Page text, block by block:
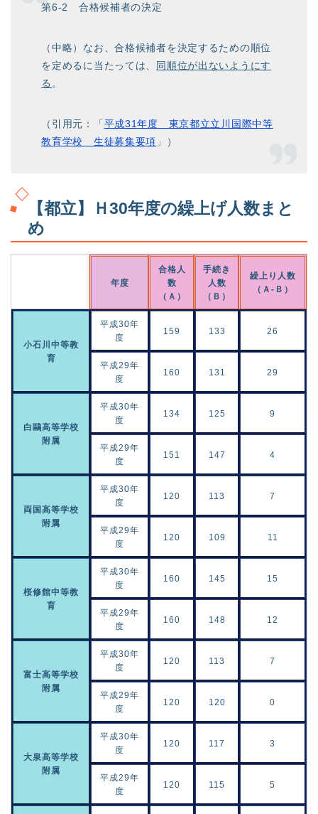
第6-2 合格候補者の決定
（中略）なお、合格候補者を決定するための順位
を定めるに当たっては、 同順位が出ないようにす
る 。
（引用元：「平成31年度 東京都立立川国際中等
教育学校 生徒募集要項 」）
【都立】Ｈ30年度の繰上げ人数まと
め
年度
合格人
数
（Ａ）
手続き
人数
（Ｂ）
繰上り人数
（Ａ-Ｂ）
小石川中等教
育
平成30年
度
159 133 26
平成29年
度
160 131 29
白鷗高等学校
附属
平成30年
度
134 125 9
平成29年
度
151 147 4
両国高等学校
附属
平成30年
度
120 113 7
平成29年
度
120 109 11
桜修館中等教
育
平成30年
度
160 145 15
平成29年
度
160 148 12
富士高等学校
附属
平成30年
度
120 113 7
平成29年
度
120 120 0
大泉高等学校
附属
平成30年
度
120 117 3
平成29年
度
120 115 5